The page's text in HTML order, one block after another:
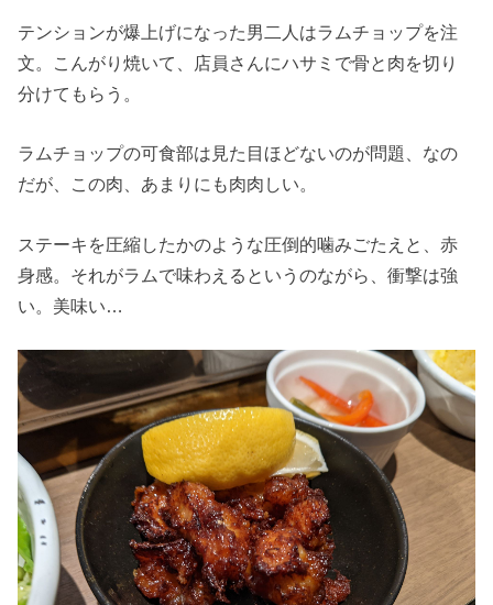
テンションが爆上げになった男二人はラムチョップを注
文。こんがり焼いて、店員さんにハサミで骨と肉を切り
分けてもらう。
ラムチョップの可食部は見た目ほどないのが問題、なの
だが、この肉、あまりにも肉肉しい。
ステーキを圧縮したかのような圧倒的噛みごたえと、赤
身感。それがラムで味わえるというのながら、衝撃は強
い。美味い…